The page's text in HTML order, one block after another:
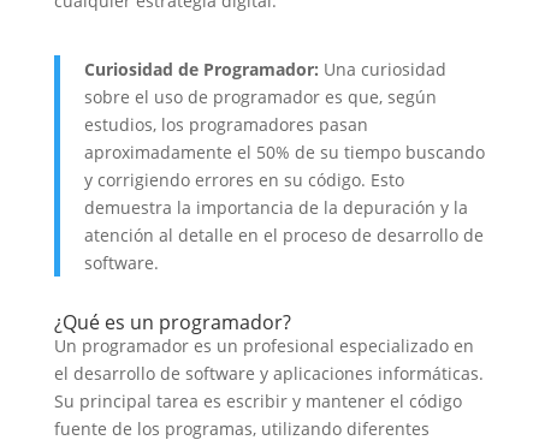
Curiosidad de Programador: Una curiosidad
sobre el uso de programador es que, según
estudios, los programadores pasan
aproximadamente el 50% de su tiempo buscando
y corrigiendo errores en su código. Esto
demuestra la importancia de la depuración y la
atención al detalle en el proceso de desarrollo de
software.
¿Qué es un programador?
Un programador es un profesional especializado en
el desarrollo de software y aplicaciones informáticas.
Su principal tarea es escribir y mantener el código
fuente de los programas, utilizando diferentes